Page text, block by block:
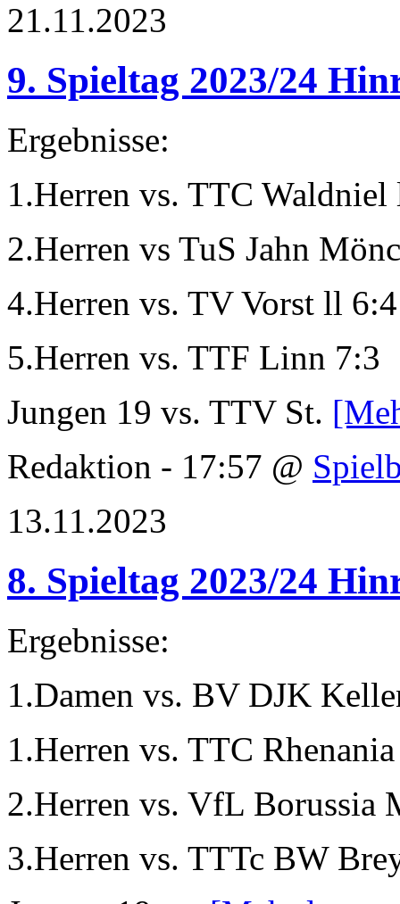
21.11.2023
9. Spieltag 2023/24
Ergebnisse:
1.Herren vs. TTC
2.Herren vs TuS Jahn
4.Herren vs. TV Vorst ll 6:4
5.Herren vs. TTF Linn 7:3
Jungen 19 vs. TTV St.
Redaktion - 17:57 @
13.11.2023
8. Spieltag 2023/24
Ergebnisse:
1.Damen vs. BV DJK
1.Herren vs. TTC
2.Herren vs. VfL Borussia
3.Herren vs. TTTc BW